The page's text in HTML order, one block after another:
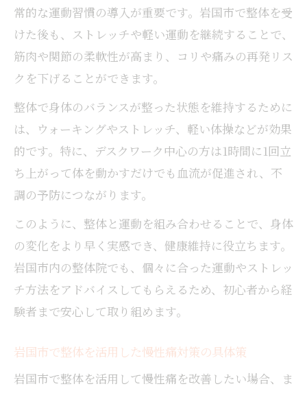
常的な運動習慣の導入が重要です。岩国市で整体を受
けた後も、ストレッチや軽い運動を継続することで、
筋肉や関節の柔軟性が高まり、コリや痛みの再発リス
クを下げることができます。
整体で身体のバランスが整った状態を維持するために
は、ウォーキングやストレッチ、軽い体操などが効果
的です。特に、デスクワーク中心の方は1時間に1回立
ち上がって体を動かすだけでも血流が促進され、不
調の予防につながります。
このように、整体と運動を組み合わせることで、身体
の変化をより早く実感でき、健康維持に役立ちます。
岩国市内の整体院でも、個々に合った運動やストレッ
チ方法をアドバイスしてもらえるため、初心者から経
験者まで安心して取り組めます。
岩国市で整体を活用した慢性痛対策の具体策
岩国市で整体を活用して慢性痛を改善したい場合、ま